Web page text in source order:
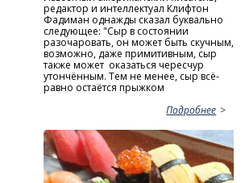
редактор и интеллектуал Клифтон
Фадиман однажды сказал буквально
следующее: "Сыр в состоянии
разочаровать, он может быть скучным,
возможно, даже примитивным, сыр
также может оказаться чересчур
утончённым. Тем не менее, сыр всё-
равно остаётся прыжком
Подробнее